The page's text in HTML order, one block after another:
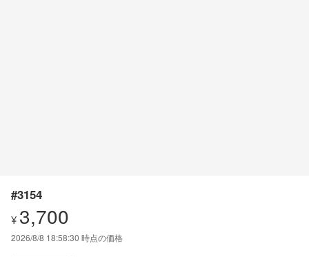
#3154
¥ 3,700
2026/8/8 18:58:30 時点の価格